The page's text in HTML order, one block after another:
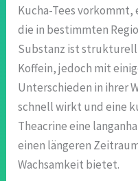
Kucha-Tees
die in bestimmten
Substanz ist
Koffein, jedoch mit
Unterschieden in ihrer
schnell wirkt und eine
Theacrine eine
einen längeren
Wachsamkeit bietet.